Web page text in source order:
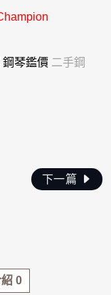
hampion
琴鑑價 二手鋼
下一篇
0